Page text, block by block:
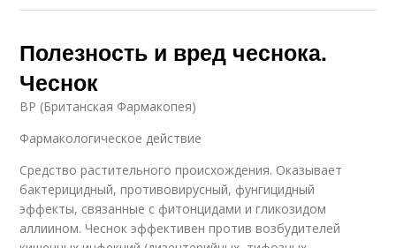
Полезность и вред чеснока.
Чеснок
BP (Британская Фармакопея)
Фармакологическое действие
Средство растительного происхождения. Оказывает
бактерицидный, противовирусный, фунгицидный
эффекты, связанные с фитонцидами и гликозидом
аллиином. Чеснок эффективен против возбудителей